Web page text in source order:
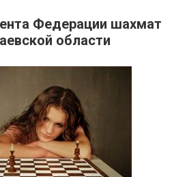
Федерации шахмат
области